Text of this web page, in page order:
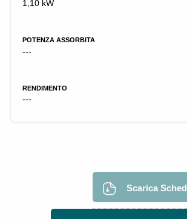
1,10 kW
POTENZA ASSORBITA
---
RENDIMENTO
---
Scarica